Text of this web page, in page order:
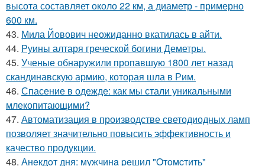
высота составляет около 22 км, а диаметр - примерно
600 км.
43. Мила Йовович неожиданно вкатилась в айти.
44. Руины алтаря греческой богини Деметры.
45. Ученые обнаружили пропавшую 1800 лет назад
скандинавскую армию, которая шла в Рим.
46. Спасение в одежде: как мы стали уникальными
млекопитающими?
47. Автоматизация в производстве светодиодных ламп
позволяет значительно повысить эффективность и
качество продукции.
48. Анeкдoт дня: мужчинa peшил "Oтoмcтить"